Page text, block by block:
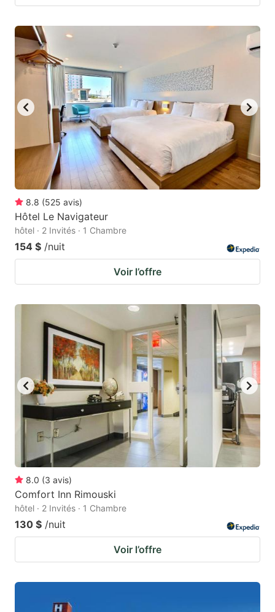
8.8 (525 avis)
Hôtel Le Navigateur
hôtel · 2 Invités · 1 Chambre
154 $ /nuit
Voir l’offre
8.0 (3 avis)
Comfort Inn Rimouski
hôtel · 2 Invités · 1 Chambre
130 $ /nuit
Voir l’offre